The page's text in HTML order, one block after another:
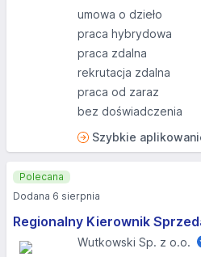
umowa o dzieło
praca hybrydowa
praca zdalna
rekrutacja zdalna
praca od zaraz
bez doświadczenia
Szybkie
Regionalny Kierownik
Wutkowski Sp. z o.o.
Polecana
Dodana 6 sierpnia